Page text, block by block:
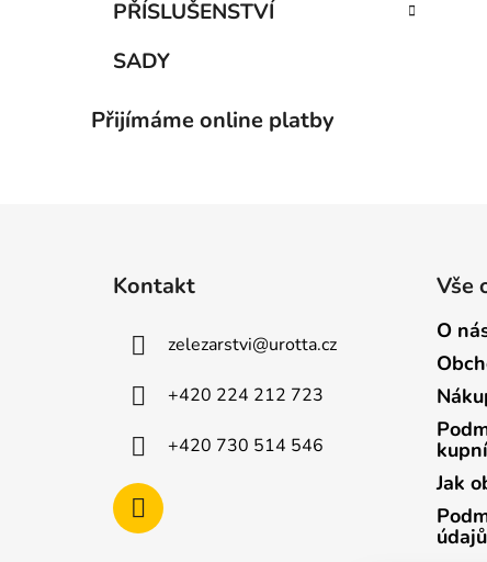
PŘÍSLUŠENSTVÍ
SADY
Přijímáme online platby
Kontakt
zelezarstvi@urotta.cz
+420 224 212 723
+420 730 514 546
Vše
O
Jak
údajů